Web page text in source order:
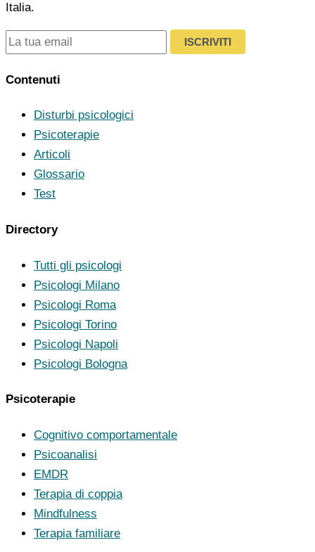
Italia.
ISCRIVITI
Contenuti
Disturbi psicologici
Psicoterapie
Articoli
Glossario
Test
Directory
Tutti gli psicologi
Psicologi Milano
Psicologi Roma
Psicologi Torino
Psicologi Napoli
Psicologi Bologna
Psicoterapie
Cognitivo comportamentale
Psicoanalisi
EMDR
Terapia di coppia
Mindfulness
Terapia familiare